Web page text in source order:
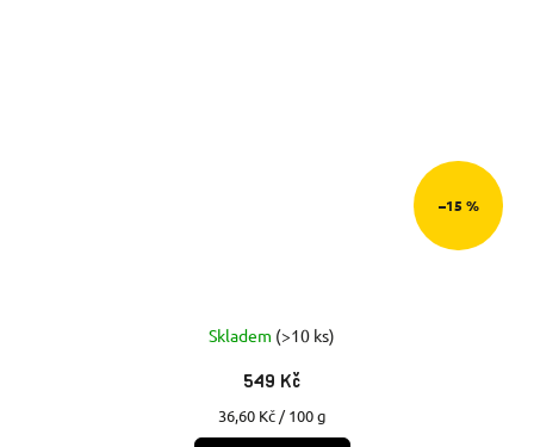
–15 %
Skladem (>10 ks)
549 Kč
Měrná
cena:
36,60 Kč / 100 g